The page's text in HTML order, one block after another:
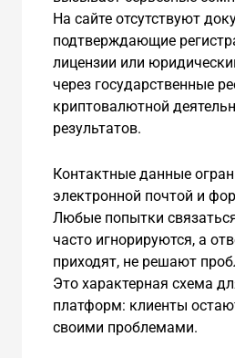
На сайте отсутствуют
подтверждающие
лицензии или
через государственные
криптовалютной
результатов.
Контактные данные
электронной почтой и
Любые попытки
часто игнорируются, а
приходят, не решают
Это характерная схема
платформ: клиенты
своими проблемами.